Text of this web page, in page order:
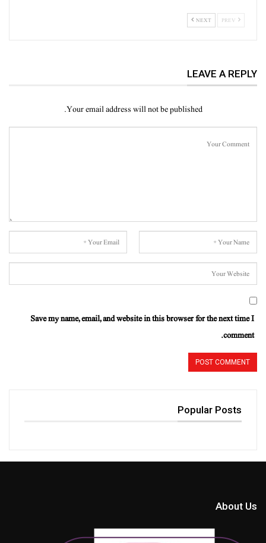
NEXT
LEAVE A REPLY
Your email address will not be published.
Save my name, email, and website in this browser for the next time I
comment.
Popular Posts
About Us